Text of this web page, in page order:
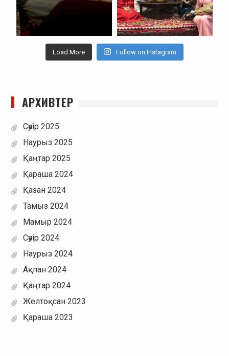
Load More Follow on Instagram
АРХИВТЕР
Сәуір 2025
Наурыз 2025
Қаңтар 2025
Қараша 2024
Қазан 2024
Тамыз 2024
Мамыр 2024
Сәуір 2024
Наурыз 2024
Ақпан 2024
Қаңтар 2024
Желтоқсан 2023
Қараша 2023